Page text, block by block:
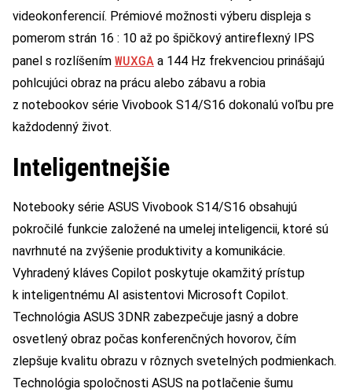
videokonferencií. Prémiové možnosti výberu displeja s
pomerom strán 16 : 10 až po špičkový antireflexný IPS
panel s rozlíšením WUXGA a 144 Hz frekvenciou prinášajú
pohlcujúci obraz na prácu alebo zábavu a robia
z notebookov série Vivobook S14/S16 dokonalú voľbu pre
každodenný život.
Inteligentnejšie
Notebooky série ASUS Vivobook S14/S16 obsahujú
pokročilé funkcie založené na umelej inteligencii, ktoré sú
navrhnuté na zvýšenie produktivity a komunikácie.
Vyhradený kláves Copilot poskytuje okamžitý prístup
k inteligentnému AI asistentovi Microsoft Copilot.
Technológia ASUS 3DNR zabezpečuje jasný a dobre
osvetlený obraz počas konferenčných hovorov, čím
zlepšuje kvalitu obrazu v rôznych svetelných podmienkach.
Technológia spoločnosti ASUS na potlačenie šumu